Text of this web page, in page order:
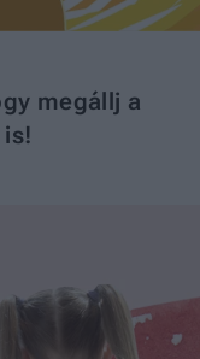
megállj a